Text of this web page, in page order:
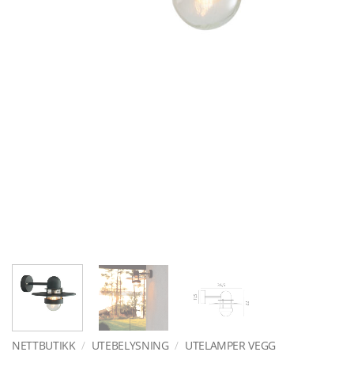
NETTBUTIKK / UTEBELYSNING / UTELAMPER VEGG